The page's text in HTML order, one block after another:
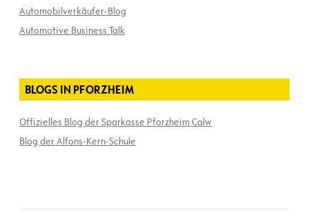
Automobilverkäufer-Blog
Automotive Business Talk
BLOGS IN PFORZHEIM
Offizielles Blog der Sparkasse Pforzheim Calw
Blog der Alfons-Kern-Schule